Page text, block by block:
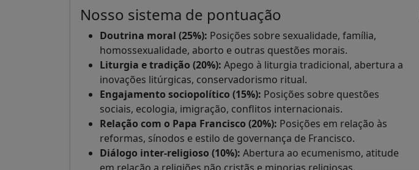
Nosso sistema de pontuação
Doutrina moral (25%): Posições sobre sexualidade, família,
homossexualidade, aborto e outras questões morais.
Liturgia e tradição (20%): Apego à liturgia tradicional, abertura a
inovações litúrgicas, conservadorismo ritual.
Engajamento sociopolítico (15%): Posições sobre questões
sociais, ecologia, imigração, conflitos internacionais.
Relação com o Papa Francisco (20%): Posições em relação às
reformas, sínodos e estilo de governança de Francisco.
Diálogo inter-religioso (10%): Abertura ao ecumenismo, atitude